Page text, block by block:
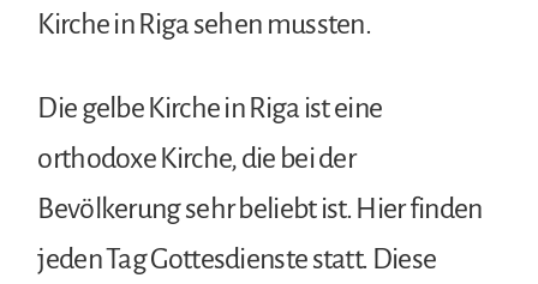
Kirche in Riga sehen mussten.
Die gelbe Kirche in Riga ist eine
orthodoxe Kirche, die bei der
Bevölkerung sehr beliebt ist. Hier finden
jeden Tag Gottesdienste statt. Diese